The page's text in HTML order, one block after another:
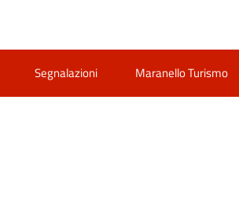
Segnalazioni Maranello Turismo